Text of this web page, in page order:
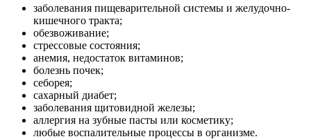
заболевания пищеварительной системы и желудочно-
кишечного тракта;
обезвоживание;
стрессовые состояния;
анемия, недостаток витаминов;
болезнь почек;
себорея;
сахарный диабет;
заболевания щитовидной железы;
аллергия на зубные пасты или косметику;
любые воспалительные процессы в организме.